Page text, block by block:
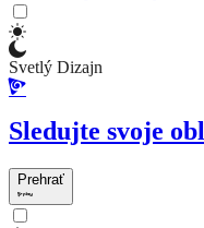
Svetlý Dizajn
Sledujte svoje
Prehrať